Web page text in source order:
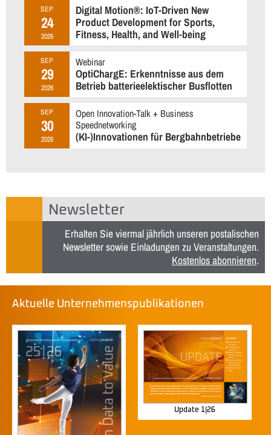
SEP
24
2026
Digital Motion®: IoT-Driven New
Product Development for Sports,
Fitness, Health, and Well-being
SEP
29
2026
Webinar
OptiChargE: Erkenntnisse aus dem
Betrieb batterieelektischer Busflotten
SEP
30
2026
Open Innovation-Talk + Business
Speednetworking
(KI-)Innovationen für Bergbahnbetriebe
Newsletter
Erhalten Sie viermal jährlich unseren postalischen
Newsletter sowie Einladungen zu Veranstaltungen.
Kostenlos abonnieren.
Aktuelle Unternehmenspublikationen
Update 1|26